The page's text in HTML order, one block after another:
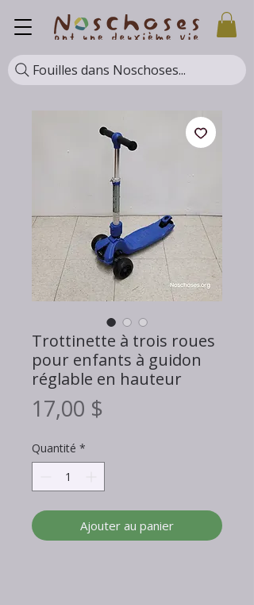
Fouilles dans Noschoses...
Trottinette à trois roues
pour enfants à guidon
réglable en hauteur
17,00 $
Quantité *
Ajouter au panier